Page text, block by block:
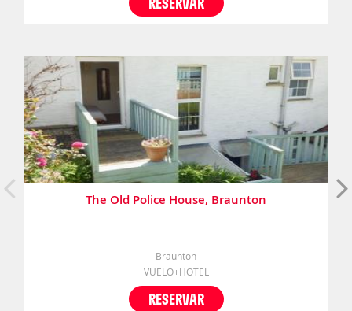
The Old Police House, Braunton
Braunton
VUELO+HOTEL
RESERVAR